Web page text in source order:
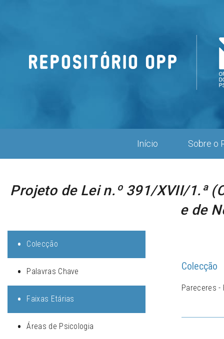
Início Sobre o
Projeto de Lei n.º 391/XVII/1.ª
e de
Colecção
Palavras Chave
Faixas Etárias
Áreas de Psicologia
Colecção
Pareceres -